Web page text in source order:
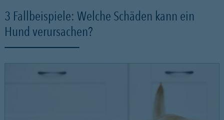
3 Fallbeispiele: Welche Schäden kann ein
Hund verursachen?